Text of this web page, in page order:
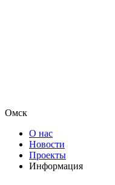
Омск
О нас
Новости
Проекты
Информация